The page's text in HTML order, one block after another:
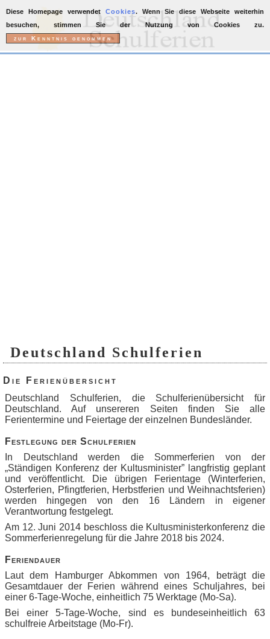
Deutschland Schulferien
Die Ferienübersicht
Deutschland Schulferien, die Schulferienübersicht für
Deutschland. Auf unsereren Seiten finden Sie alle
Ferientermine und Feiertage der einzelnen Bundesländer.
Festlegung der Schulferien
In Deutschland werden die Sommerferien von der
„Ständigen Konferenz der Kultusminister” langfristig geplant
und veröffentlicht. Die übrigen Ferientage (Winterferien,
Osterferien, Pfingtferien, Herbstferien und Weihnachtsferien)
werden hingegen von den 16 Ländern in eigener
Verantwortung festgelegt.
Am 12. Juni 2014 beschloss die Kultusministerkonferenz die
Sommerferienregelung für die Jahre 2018 bis 2024.
Feriendauer
Laut dem Hamburger Abkommen von 1964, beträgt die
Gesamtdauer der Ferien während eines Schuljahres, bei
einer 6-Tage-Woche, einheitlich 75 Werktage (Mo-Sa).
Bei einer 5-Tage-Woche, sind es bundeseinheitlich 63
schulfreie Arbeitstage (Mo-Fr).
Diese Homepage verwendet Cookies. Wenn Sie diese Webseite weiterhin
besuchen, stimmen Sie der Nutzung von Cookies zu.